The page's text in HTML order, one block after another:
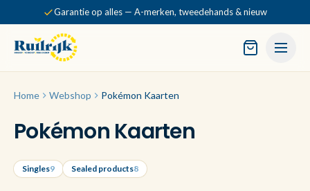
Garantie op alles — A-merken, tweedehands & nieuw
Home Webshop Pokémon Kaarten
Pokémon Kaarten
Singles9 Sealed products8